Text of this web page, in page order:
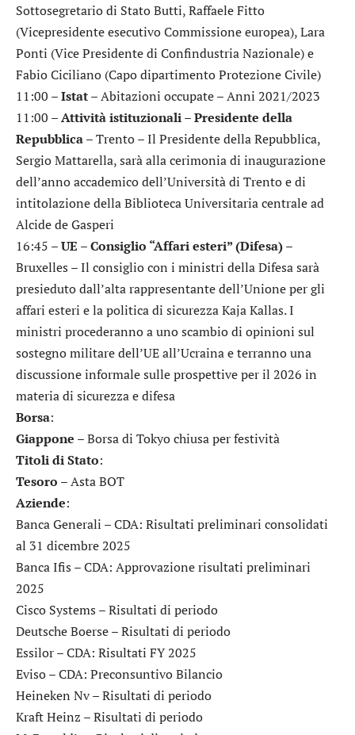
Sottosegretario di Stato Butti, Raffaele Fitto
(Vicepresidente esecutivo Commissione europea), Lara
Ponti (Vice Presidente di Confindustria Nazionale) e
Fabio Ciciliano (Capo dipartimento Protezione Civile)
11:00 –Istat– Abitazioni occupate – Anni 2021/2023
11:00 –Attività istituzionali – Presidente della
Repubblica– Trento – Il Presidente della Repubblica,
Sergio Mattarella, sarà alla cerimonia di inaugurazione
dell’anno accademico dell’Università di Trento e di
intitolazione della Biblioteca Universitaria centrale ad
Alcide de Gasperi
16:45 –UE – Consiglio “Affari esteri” (Difesa)–
Bruxelles – Il consiglio con i ministri della Difesa sarà
presieduto dall’alta rappresentante dell’Unione per gli
affari esteri e la politica di sicurezza Kaja Kallas. I
ministri procederanno a uno scambio di opinioni sul
sostegno militare dell’UE all’Ucraina e terranno una
discussione informale sulle prospettive per il 2026 in
materia di sicurezza e difesa
Borsa:
Giappone – Borsa di Tokyo chiusa per festività
Titoli di Stato:
Tesoro – Asta BOT
Aziende:
Banca Generali – CDA: Risultati preliminari consolidati
al 31 dicembre 2025
Banca Ifis – CDA: Approvazione risultati preliminari
2025
Cisco Systems – Risultati di periodo
Deutsche Boerse– Risultati di periodo
Essilor– CDA: Risultati FY 2025
Eviso– CDA: Preconsuntivo Bilancio
Heineken Nv– Risultati di periodo
Kraft Heinz – Risultati di periodo